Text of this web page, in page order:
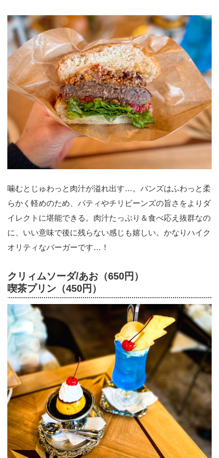
噛むとじゅわっと肉汁が溢れ出す…。バンズはふわっと柔
らかく軽めのため、パティやチリビーンズの旨さをよりダ
イレクトに堪能できる。肉汁たっぷり＆食べ応え抜群なの
に、いい意味で後に残らない感じも嬉しい。かなりハイク
オリティなバーガーです…！
クリィムソーダ/あお（650円）
喫茶プリン（450円）